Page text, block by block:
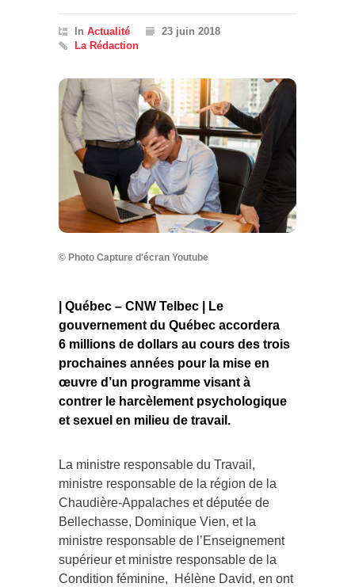
In Actualité
23 juin 2018
La Rédaction
© Photo Capture d'écran Youtube
| Québec – CNW Telbec | Le
gouvernement du Québec accordera
6 millions de dollars au cours des trois
prochaines années pour la mise en
œuvre d’un programme visant à
contrer le harcèlement psychologique
et sexuel en milieu de travail.
La ministre responsable du Travail,
ministre responsable de la région de la
Chaudière-Appalaches et députée de
Bellechasse, Dominique Vien, et la
ministre responsable de l’Enseignement
supérieur et ministre responsable de la
Condition féminine, Hélène David, en ont